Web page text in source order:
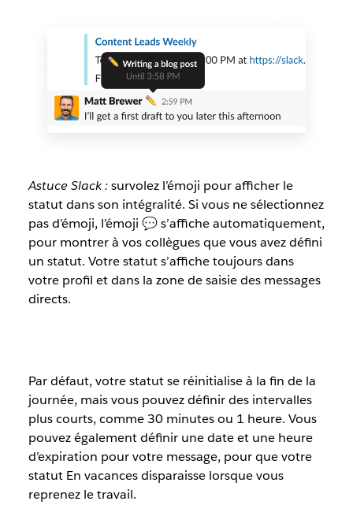
Astuce Slack :survolez l’émoji pour afficher le
statut dans son intégralité. Si vous ne sélectionnez
pas d’émoji, l’émoji 💬 s’affiche automatiquement,
pour montrer à vos collègues que vous avez défini
un statut. Votre statut s’affiche toujours dans
votre profil et dans la zone de saisie des messages
directs.
Par défaut, votre statut se réinitialise à la fin de la
journée, mais vous pouvez définir des intervalles
plus courts, comme 30 minutes ou 1 heure. Vous
pouvez également définir une date et une heure
d’expiration pour votre message, pour que votre
statut En vacances disparaisse lorsque vous
reprenez le travail.